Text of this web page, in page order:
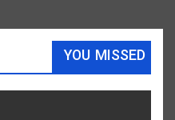
YOU MISSED